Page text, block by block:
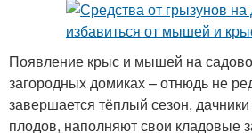
Появление крыс и мышей на
загородных домиках – отнюдь не
завершается тёплый сезон,
плодов, наполняют свои кладовые